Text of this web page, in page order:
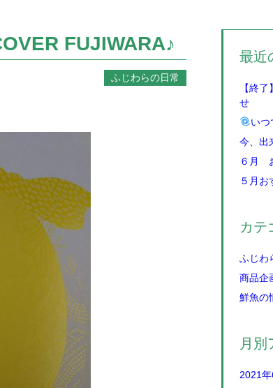
FUJIWARA♪
ふじわらの日常
最近
【終
せ
いつ
今、出
６月
５月お
カテ
ふじわ
商品企
鮮魚の
月別
2021